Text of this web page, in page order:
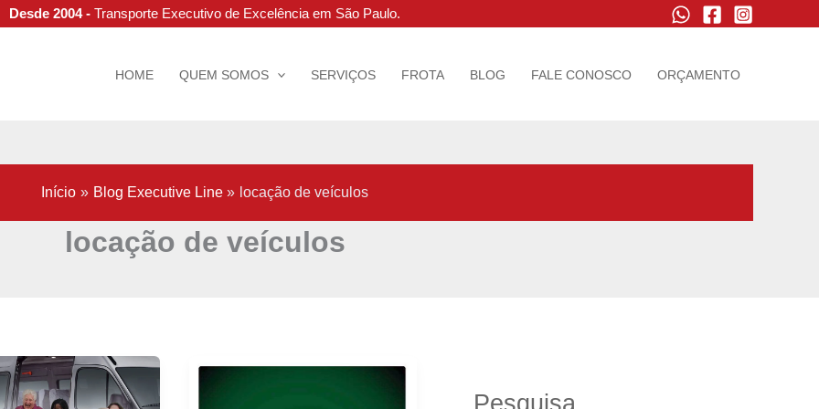
Desde 2004 - Transporte Executivo de Excelência em São Paulo.
HOME QUEM SOMOS SERVIÇOS FROTA BLOG FALE CONOSCO ORÇAMENTO
Início Blog Executive Line locação de veículos
locação de veículos
Pesquisa